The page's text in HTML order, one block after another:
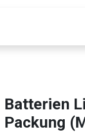
Batterien
Packung